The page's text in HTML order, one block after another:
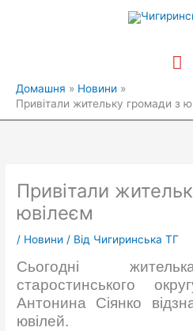
Домашня
Новини
Привітали жительку громади з
Привітали
ювілеєм
/ Новини / Від Чигиринська ТГ
Сьогодні
старостинського
Антонина Сіянко
ювілей.